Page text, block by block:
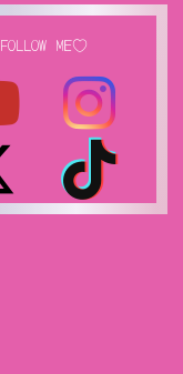
FOLLOW ME♡